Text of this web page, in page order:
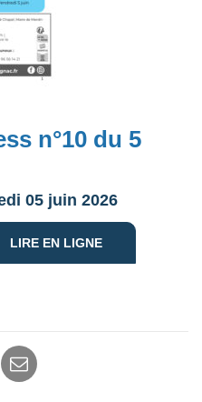
n°10 du 5
05 juin 2026
LIRE EN LIGNE